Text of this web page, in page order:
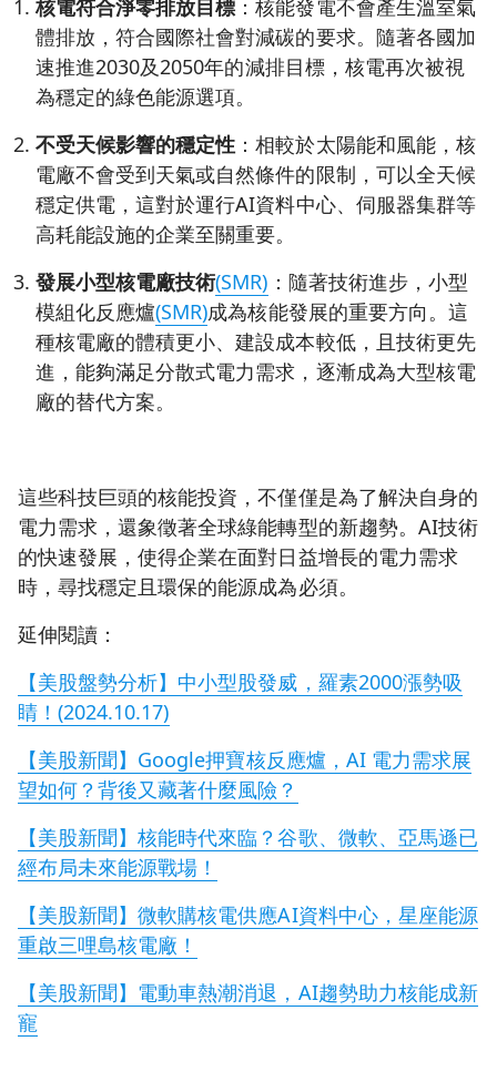
核電符合淨零排放目標 ：核能發電不會產生溫室氣
體排放，符合國際社會對減碳的要求。隨著各國加
速推進2030及2050年的減排目標，核電再次被視
為穩定的綠色能源選項。
不受天候影響的穩定性 ：相較於太陽能和風能，核
電廠不會受到天氣或自然條件的限制，可以全天候
穩定供電，這對於運行AI資料中心、伺服器集群等
高耗能設施的企業至關重要。
發展小型核電廠技術(SMR) ：隨著技術進步，小型
模組化反應爐(SMR)成為核能發展的重要方向。這
種核電廠的體積更小、建設成本較低，且技術更先
進，能夠滿足分散式電力需求，逐漸成為大型核電
廠的替代方案。
這些科技巨頭的核能投資，不僅僅是為了解決自身的
電力需求，還象徵著全球綠能轉型的新趨勢。AI技術
的快速發展，使得企業在面對日益增長的電力需求
時，尋找穩定且環保的能源成為必須。
延伸閱讀：
【美股盤勢分析】中小型股發威，羅素2000漲勢吸
睛！(2024.10.17)
【美股新聞】Google押寶核反應爐，AI 電力需求展
望如何？背後又藏著什麼風險？
【美股新聞】核能時代來臨？谷歌、微軟、亞馬遜已
經布局未來能源戰場！
【美股新聞】微軟購核電供應AI資料中心，星座能源
重啟三哩島核電廠！
【美股新聞】電動車熱潮消退，AI趨勢助力核能成新
寵